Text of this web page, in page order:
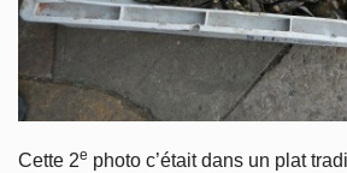
Cette 2e photo c’était dans un plat